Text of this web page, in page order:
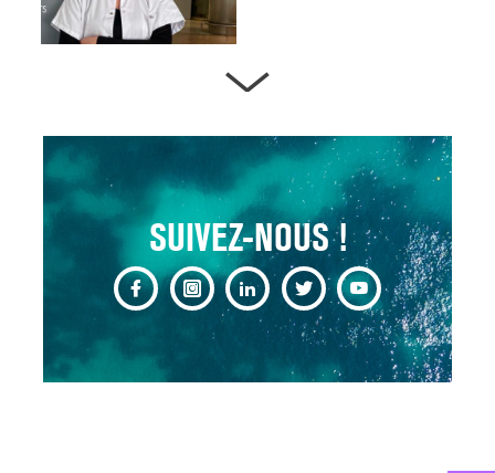
SUIVEZ-NOUS !
13 août 2024
CHANGEMENT DE SEXE :
DES DEMANDES
TOUJOURS PLUS